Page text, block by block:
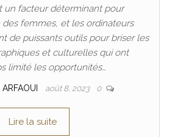
un facteur déterminant pour
des femmes, et les ordinateurs
de puissants outils pour briser les
et culturelles qui ont
limité les opportunités…
août 8, 2023 0
Lire la suite